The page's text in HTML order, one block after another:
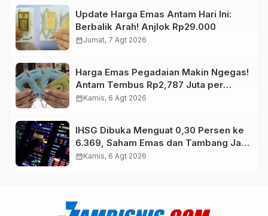
Update Harga Emas Antam Hari Ini:
Berbalik Arah! Anjlok Rp29.000
calendar_monthJumat, 7 Agt 2026
Harga Emas Pegadaian Makin Ngegas!
Antam Tembus Rp2,787 Juta per
Gram
calendar_monthKamis, 6 Agt 2026
IHSG Dibuka Menguat 0,30 Persen ke
6.369, Saham Emas dan Tambang Jadi
Penggerak
calendar_monthKamis, 6 Agt 2026